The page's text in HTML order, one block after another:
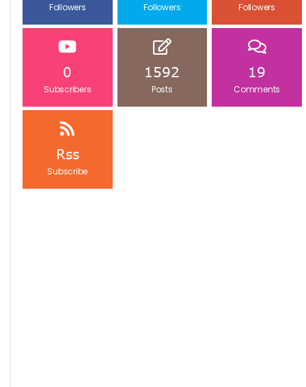
Followers Followers Followers
0
Subscribers
1592
Posts
19
Comments
Rss
Subscribe